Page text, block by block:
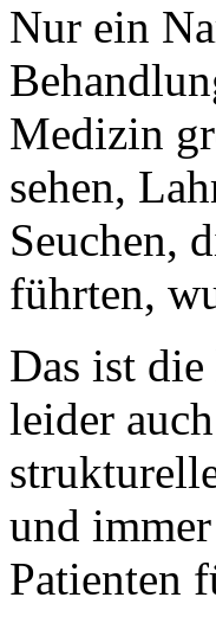
Nur ein
Medizin
sehen,
Seuchen,
führten,
Das ist
leider
und
Patienten